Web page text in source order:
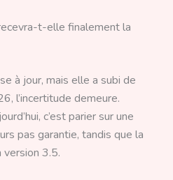
t-elle finalement la
à jour, mais elle a subi de
l’incertitude demeure.
c’est parier sur une
pas garantie, tandis que la
3.5.